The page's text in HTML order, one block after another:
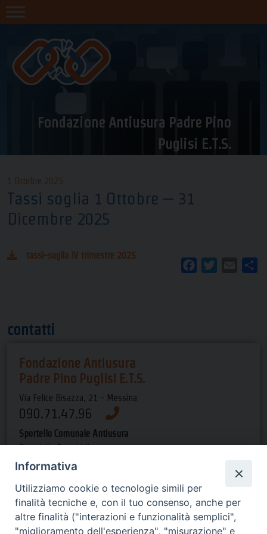
Skip
to
Fondazione Antiusura Padre Pino
Puglisi E.T.S.
contatti
Fondazione Antiusura
Padre Pino Puglisi E.T.S.
Via Felice Bisazza, 21 - Messina
090.71.47.96
Sportello Comunale Antiusura
P.za della Repubblica
(presso Pal. Satellite) - ME
Orari di apertura
1 Ottobre 2025
Tassi soglia 1 Ottobre – 31
Dicembre 2025
Facebook Email
tassi-soglia IV trimestre 2025
Informativa
Utilizziamo cookie o tecnologie simili per
finalità tecniche e, con il tuo consenso, anche per
altre finalità ("interazioni e funzionalità semplici",
"miglioramento dell'esperienza", "misurazione" e